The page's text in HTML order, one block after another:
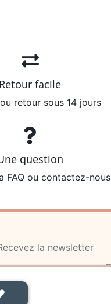
Retour facile
retour sous 14 jours
question
FAQ ou contactez-nous
la newsletter
communiquera jamais votre